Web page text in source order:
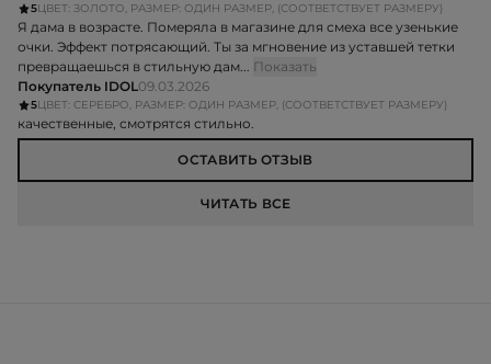
5ЦВЕТ: ЗОЛОТО, РАЗМЕР: ОДИН РАЗМЕР, (СООТВЕТСТВУЕТ РАЗМЕРУ)
Я дама в возрасте. Померяла в магазине для смеха все узенькие
очки. Эффект потрясающий. Ты за мгновение из уставшей тетки
превращаешься в стильную дам... Показать
Покупатель IDOL09.03.2026
5ЦВЕТ: СЕРЕБРО, РАЗМЕР: ОДИН РАЗМЕР, (СООТВЕТСТВУЕТ РАЗМЕРУ)
качественные, смотрятся стильно.
ОСТАВИТЬ ОТЗЫВ
ЧИТАТЬ ВСЕ